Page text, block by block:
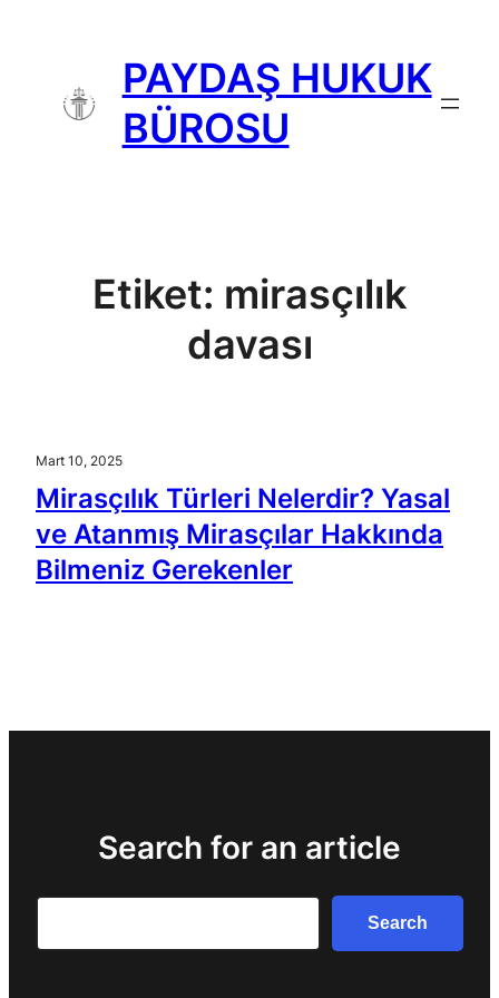
PAYDAŞ HUKUK
BÜROSU
Etiket: mirasçılık
davası
Mart 10, 2025
Mirasçılık Türleri Nelerdir? Yasal
ve Atanmış Mirasçılar Hakkında
Bilmeniz Gerekenler
Search for an article
Search